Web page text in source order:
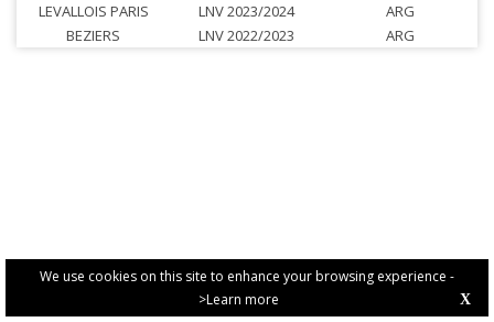
We use cookies on this site to enhance your browsing experience -
>Learn more
X
LEVALLOIS PARIS
LNV 2023/2024
ARG
BEZIERS
LNV 2022/2023 ARG